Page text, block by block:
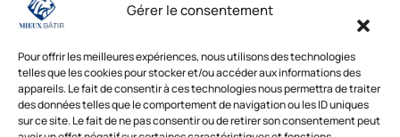
Gérer le consentement
Pour offrir les meilleures expériences, nous utilisons des technologies
telles que les cookies pour stocker et/ou accéder aux informations des
appareils. Le fait de consentir à ces technologies nous permettra de traiter
des données telles que le comportement de navigation ou les ID uniques
sur ce site. Le fait de ne pas consentir ou de retirer son consentement peut
St-Cannat : 04.42.36.29.99
Cavaillon : 04.84.85.88.94
Le Beausset : 04.94.38.22.19